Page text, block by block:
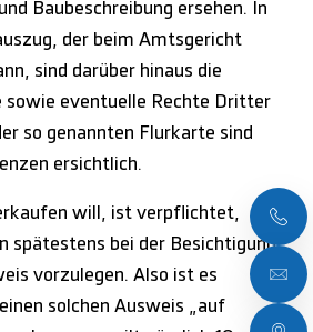
Baubeschreibung ersehen. In
der beim Amtsgericht
sind darüber hinaus die
sowie eventuelle Rechte Dritter
so genannten Flurkarte sind
ersichtlich.
will, ist verpflichtet,
spätestens bei der Besichtigung
vorzulegen. Also ist es
solchen Ausweis „auf